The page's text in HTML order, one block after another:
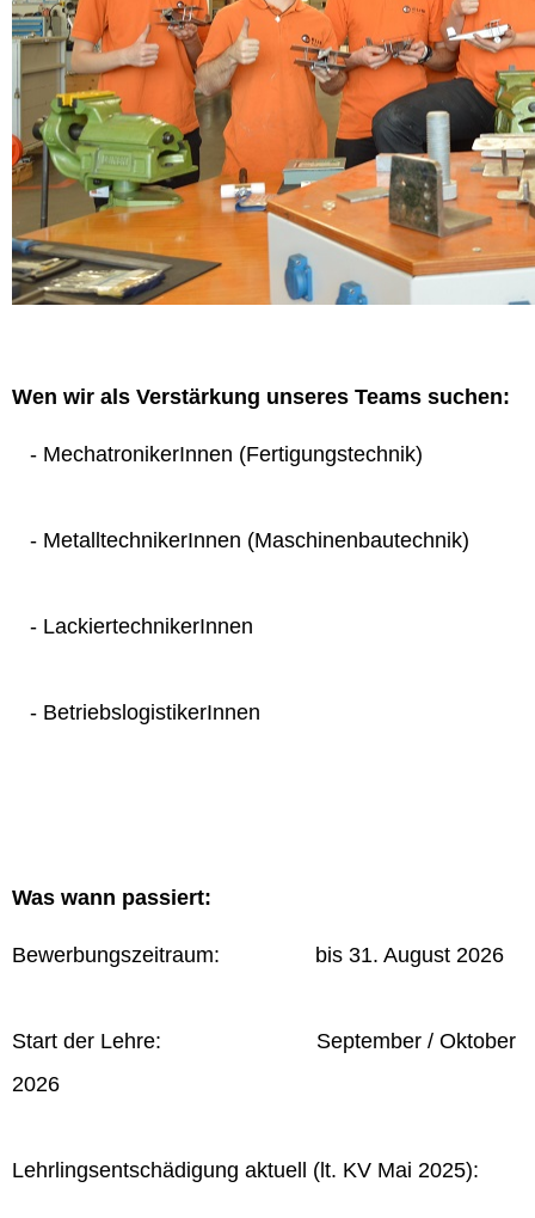
Wen wir als Verstärkung unseres Teams suchen:
- MechatronikerInnen (Fertigungstechnik)
- MetalltechnikerInnen (Maschinenbautechnik)
- LackiertechnikerInnen
- BetriebslogistikerInnen
Was wann passiert:
Bewerbungszeitraum: bis 31. August 2026
Start der Lehre: September / Oktober
2026
Lehrlingsentschädigung aktuell (lt. KV Mai 2025):